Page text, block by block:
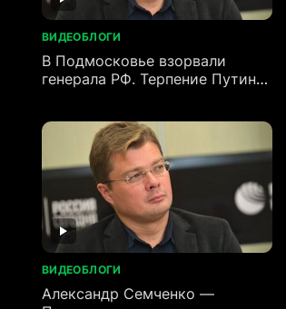
ВИДЕОБЛОГИ
В Подмосковье взорвали
генерала РФ. Терпение Путина
ВИДЕОБЛОГИ
Александр Семченко —